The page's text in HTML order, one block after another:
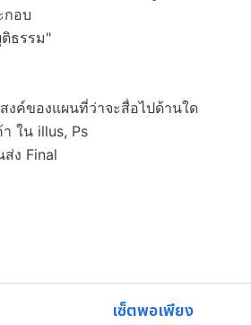
กอบ
ติธรรม"
งค์ของแผนที่ว่าจะสื่อไปด้านใด
ใน illus, Ps
ง Final
เซ็ตพอเพียง